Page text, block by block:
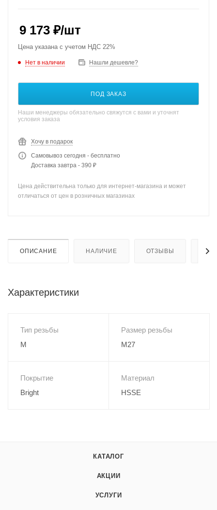
9 173 ₽/шт
Цена указана с учетом НДС 22%
Нет в наличии Нашли дешевле?
ПОД ЗАКАЗ
Наши менеджеры обязательно свяжутся с вами и уточнят
условия заказа
Хочу в подарок
Самовывоз сегодня - бесплатно
Доставка завтра - 390 ₽
Цена действительна только для интернет-магазина и может
отличаться от цен в розничных магазинах
ОПИСАНИЕ НАЛИЧИЕ ОТЗЫВЫ
Характеристики
Тип резьбы
M
Размер резьбы
M27
Покрытие
Bright
Материал
HSSE
КАТАЛОГ
АКЦИИ
УСЛУГИ